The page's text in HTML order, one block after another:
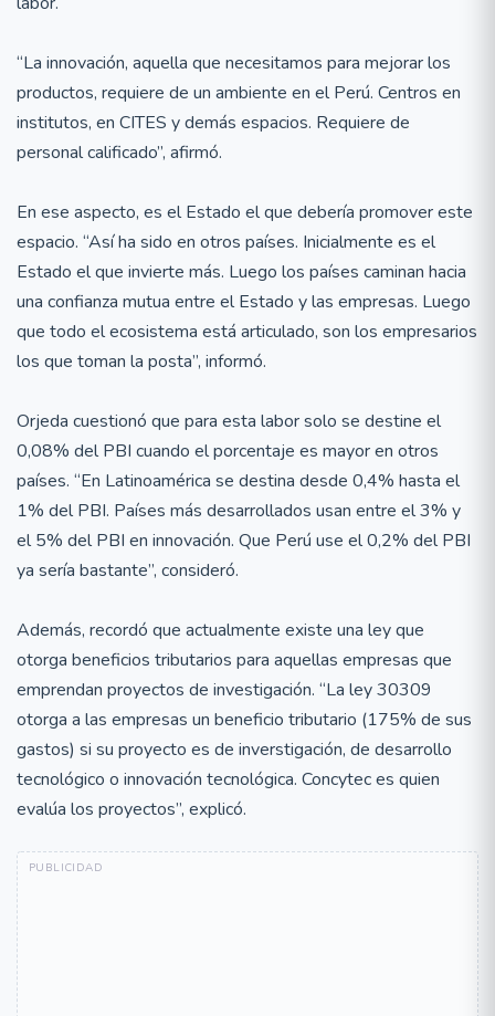
“La innovación, aquella que necesitamos para mejorar los
productos, requiere de un ambiente en el Perú. Centros en
institutos, en CITES y demás espacios. Requiere de
personal calificado”, afirmó.
En ese aspecto, es el Estado el que debería promover este
espacio. “Así ha sido en otros países. Inicialmente es el
Estado el que invierte más. Luego los países caminan hacia
una confianza mutua entre el Estado y las empresas. Luego
que todo el ecosistema está articulado, son los empresarios
los que toman la posta”, informó.
Orjeda cuestionó que para esta labor solo se destine el
0,08% del PBI cuando el porcentaje es mayor en otros
países. “En Latinoamérica se destina desde 0,4% hasta el
1% del PBI. Países más desarrollados usan entre el 3% y
el 5% del PBI en innovación. Que Perú use el 0,2% del PBI
ya sería bastante”, consideró.
Además, recordó que actualmente existe una ley que
otorga beneficios tributarios para aquellas empresas que
emprendan proyectos de investigación. “La ley 30309
otorga a las empresas un beneficio tributario (175% de sus
gastos) si su proyecto es de inverstigación, de desarrollo
tecnológico o innovación tecnológica. Concytec es quien
evalúa los proyectos”, explicó.